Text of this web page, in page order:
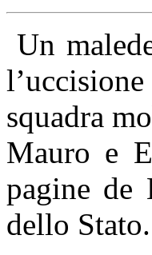
Un
squadra
Mauro e
pagine de
dello Stato.